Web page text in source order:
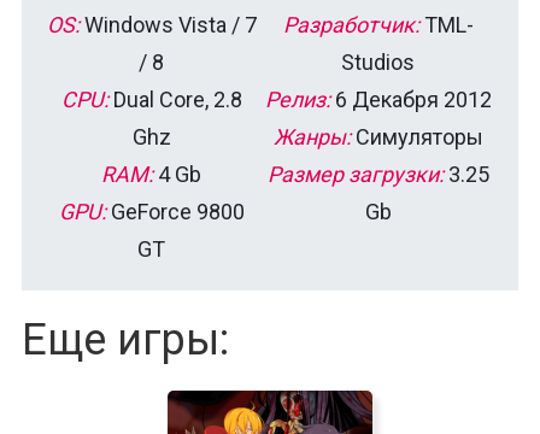
OS:Windows Vista / 7
/ 8
CPU:Dual Core, 2.8
Ghz
RAM:4 Gb
GPU:GeForce 9800
GT
Разработчик:TML-
Studios
Релиз:6 Декабря 2012
Жанры:Симуляторы
Размер загрузки:3.25
Gb
Еще игры: